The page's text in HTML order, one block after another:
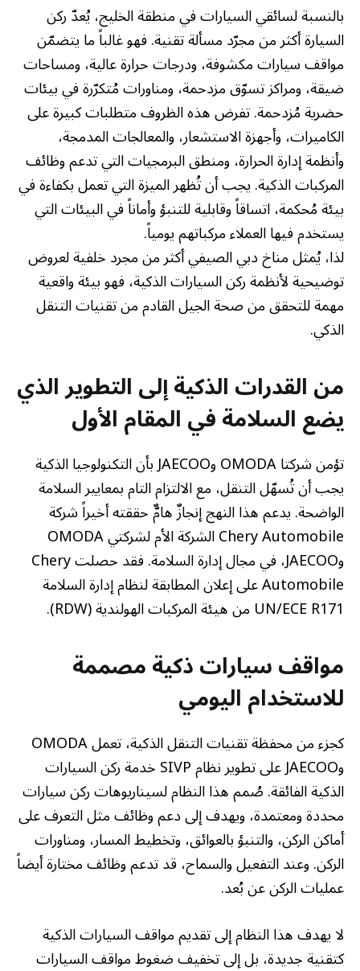
بالنسبة لسائقي السيارات في منطقة الخليج، يُعدّ ركن
السيارة أكثر من مجرّد مسألة تقنية. فهو غالباً ما يتضمّن
مواقف سيارات مكشوفة، ودرجات حرارة عالية، ومساحات
ضيقة، ومراكز تسوّق مزدحمة، ومناورات مُتكرّرة في بيئات
حضرية مُزدحمة. تفرض هذه الظروف متطلبات كبيرة على
الكاميرات، وأجهزة الاستشعار، والمعالجات المدمجة،
وأنظمة إدارة الحرارة، ومنطق البرمجيات التي تدعم وظائف
المركبات الذكية. يجب أن تُظهر الميزة التي تعمل بكفاءة في
بيئة مُحكمة، اتساقاً وقابلية للتنبؤ وأماناً في البيئات التي
يستخدم فيها العملاء مركباتهم يومياً.
لذا، يُمثل مناخ دبي الصيفي أكثر من مجرد خلفية لعروض
توضيحية لأنظمة ركن السيارات الذكية، فهو بيئة واقعية
مهمة للتحقق من صحة الجيل القادم من تقنيات التنقل
الذكي.
من القدرات الذكية إلى التطوير الذي
يضع السلامة في المقام الأول
تؤمن شركتا OMODA وJAECOO بأن التكنولوجيا الذكية
يجب أن تُسهّل التنقل، مع الالتزام التام بمعايير السلامة
الواضحة. يدعم هذا النهج إنجازٌ هامٌّ حققته أخيراً شركة
Chery Automobile الشركة الأم لشركتي OMODA
وJAECOO، في مجال إدارة السلامة. فقد حصلت Chery
Automobile على إعلان المطابقة لنظام إدارة السلامة
UN/ECE R171 من هيئة المركبات الهولندية (RDW).
مواقف سيارات ذكية مصممة
للاستخدام اليومي
كجزء من محفظة تقنيات التنقل الذكية، تعمل OMODA
وJAECOO على تطوير نظام SIVP خدمة ركن السيارات
الذكية الفائقة. صُمم هذا النظام لسيناريوهات ركن سيارات
محددة ومعتمدة، ويهدف إلى دعم وظائف مثل التعرف على
أماكن الركن، والتنبؤ بالعوائق، وتخطيط المسار، ومناورات
الركن. وعند التفعيل والسماح، قد تدعم وظائف مختارة أيضاً
عمليات الركن عن بُعد.
لا يهدف هذا النظام إلى تقديم مواقف السيارات الذكية
كتقنية جديدة، بل إلى تخفيف ضغوط مواقف السيارات